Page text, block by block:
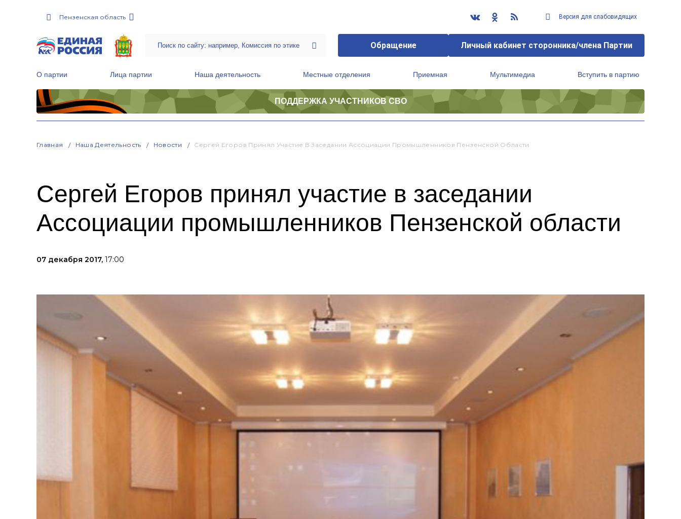
Пензенская область Версия для слабовидящих
Обращение Личный кабинет сторонника/члена Партии
О партии Лица партии Наша деятельность Местные отделения Приемная Мультимедиа Вступить в партию
ПОДДЕРЖКА УЧАСТНИКОВ СВО
Главная Наша Деятельность Новости Сергей Егоров Принял Участие В Заседании Ассоциации Промышленников Пензенской Области
Сергей Егоров принял участие в заседании
Ассоциации промышленников Пензенской области
07 декабря 2017, 17:00